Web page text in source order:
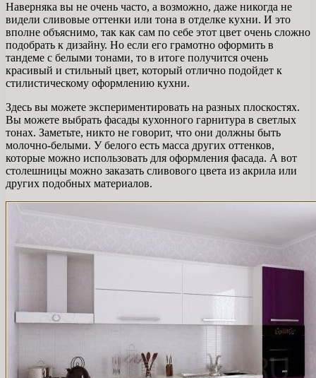
Наверняка вы не очень часто, а возможно, даже никогда не
видели сливовые оттенки или тона в отделке кухни. И это
вполне объяснимо, так как сам по себе этот цвет очень сложно
подобрать к дизайну. Но если его грамотно оформить в
тандеме с белыми тонами, то в итоге получится очень
красивый и стильный цвет, который отлично подойдет к
стилистическому оформлению кухни.
Здесь вы можете экспериментировать на разных плоскостях.
Вы можете выбрать фасады кухонного гарнитура в светлых
тонах. Заметьте, никто не говорит, что они должны быть
молочно-белыми. У белого есть масса других оттенков,
которые можно использовать для оформления фасада. А вот
столешницы можно заказать сливового цвета из акрила или
других подобных материалов.